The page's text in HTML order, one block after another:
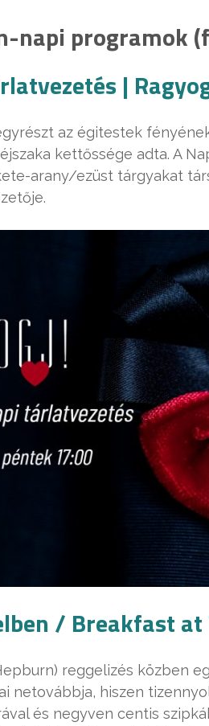
napi programok
|
az égitestek
kettőssége adta. A
arany/ezüst tárgyakat
/ Breakfast at
reggelizés közben
netovábbja, hiszen
és negyven centis